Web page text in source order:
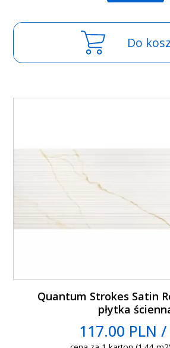
Do
Quantum Strokes Satin
płytka
117.00 PLN